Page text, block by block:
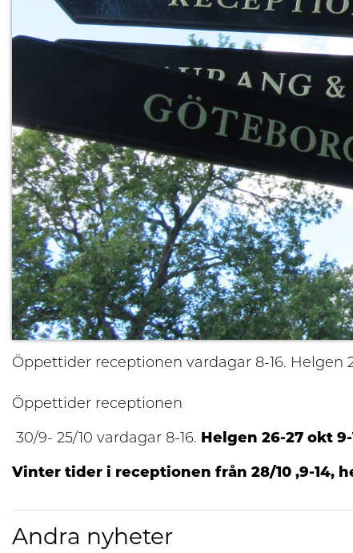
Öppettider receptionen vardagar 8-16. Helgen
Öppettider receptionen
30/9- 25/10 vardagar 8-16. Helgen 26-27 okt 9-
Vinter tider i receptionen från 28/10 ,9-14,
Andra nyheter